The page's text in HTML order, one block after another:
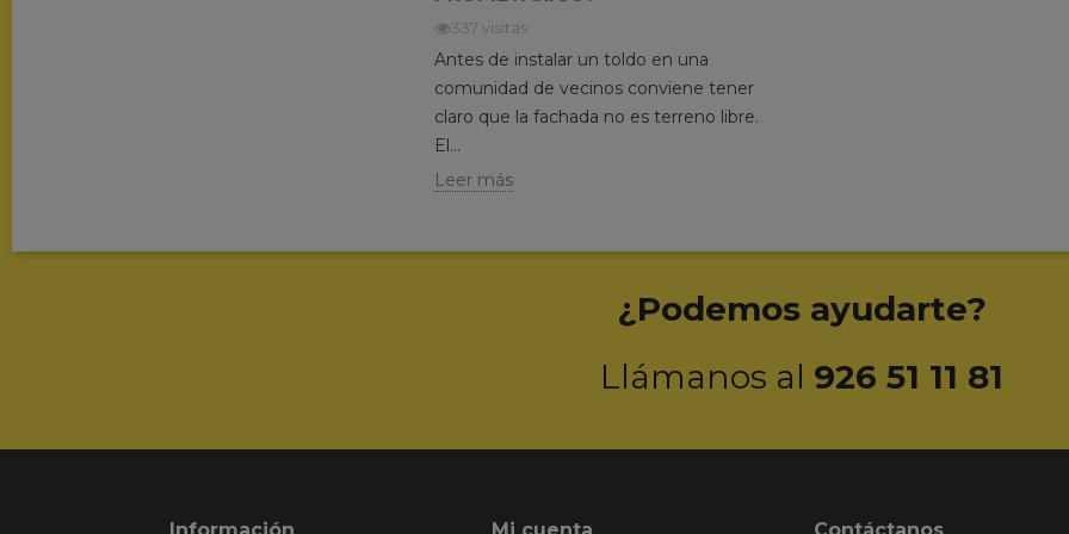
337 visitas
Antes de instalar un toldo en una
comunidad de vecinos conviene tener
claro que la fachada no es terreno libre.
El...
Leer más
¿Podemos ayudarte?
Llámanos al 926 51 11 81